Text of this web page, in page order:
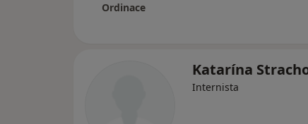
Ordinace
Katarína
Internista